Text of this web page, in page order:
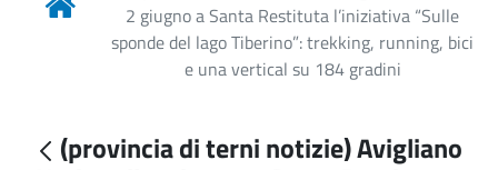
2 giugno a Santa Restituta l’iniziativa “Sulle
sponde del lago Tiberino”: trekking, running, bici
e una vertical su 184 gradini
(provincia di terni notizie) Avigliano